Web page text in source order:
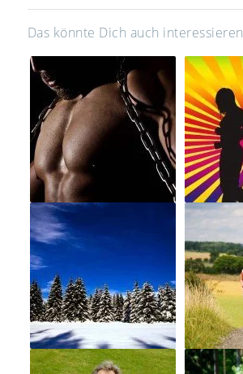
Das könnte Dich auch interessieren